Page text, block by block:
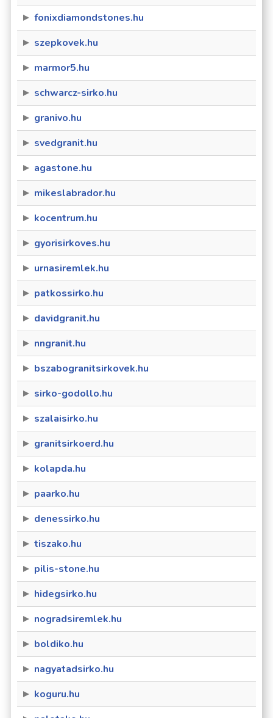
fonixdiamondstones.hu
szepkovek.hu
marmor5.hu
schwarcz-sirko.hu
granivo.hu
svedgranit.hu
agastone.hu
mikeslabrador.hu
kocentrum.hu
gyorisirkoves.hu
urnasiremlek.hu
patkossirko.hu
davidgranit.hu
nngranit.hu
bszabogranitsirkovek.hu
sirko-godollo.hu
szalaisirko.hu
granitsirkoerd.hu
kolapda.hu
paarko.hu
denessirko.hu
tiszako.hu
pilis-stone.hu
hidegsirko.hu
nogradsiremlek.hu
boldiko.hu
nagyatadsirko.hu
koguru.hu